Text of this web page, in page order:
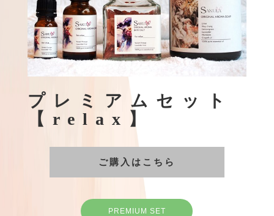
プレミアムセット
【relax】
ご購入はこちら
PREMIUM SET